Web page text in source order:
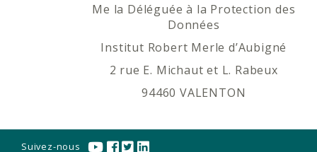
Me la Déléguée à la Protection des
Données
Institut Robert Merle d’Aubigné
2 rue E. Michaut et L. Rabeux
94460 VALENTON
Suivez-nous